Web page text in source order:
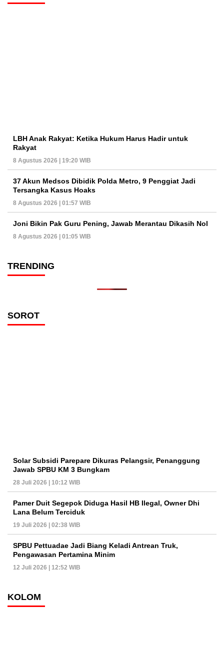
LBH Anak Rakyat: Ketika Hukum Harus Hadir untuk
Rakyat
8 Agustus 2026 | 19:20 WIB
37 Akun Medsos Dibidik Polda Metro, 9 Penggiat Jadi
Tersangka Kasus Hoaks
8 Agustus 2026 | 01:57 WIB
Joni Bikin Pak Guru Pening, Jawab Merantau Dikasih Nol
8 Agustus 2026 | 01:05 WIB
TRENDING
SOROT
Solar Subsidi Parepare Dikuras Pelangsir, Penanggung
Jawab SPBU KM 3 Bungkam
28 Juli 2026 | 10:12 WIB
Pamer Duit Segepok Diduga Hasil HB Ilegal, Owner Dhi
Lana Belum Terciduk
19 Juli 2026 | 02:38 WIB
SPBU Pettuadae Jadi Biang Keladi Antrean Truk,
Pengawasan Pertamina Minim
12 Juli 2026 | 12:52 WIB
KOLOM